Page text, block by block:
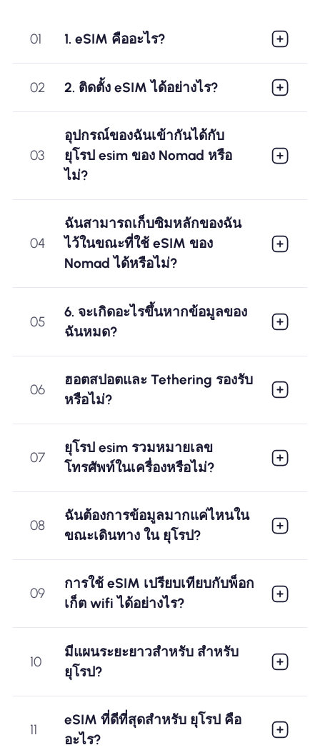
01 1. eSIM คืออะไร?
02 2. ติดตั้ง eSIM ได้อย่างไร?
03
อุปกรณ์ของฉันเข้ากันได้กับ
ยุโรป esim ของ Nomad หรือ
ไม่?
04
ฉันสามารถเก็บซิมหลักของฉัน
ไว้ในขณะที่ใช้ eSIM ของ
Nomad ได้หรือไม่?
05
6. จะเกิดอะไรขึ้นหากข้อมูลของ
ฉันหมด?
06
ฮอตสปอตและ Tethering รองรับ
หรือไม่?
07
ยุโรป esim รวมหมายเลข
โทรศัพท์ในเครื่องหรือไม่?
08
ฉันต้องการข้อมูลมากแค่ไหนใน
ขณะเดินทาง ใน ยุโรป?
09
การใช้ eSIM เปรียบเทียบกับพ็อก
เก็ต wifi ได้อย่างไร?
10
มีแผนระยะยาวสำหรับ สำหรับ
ยุโรป?
11
eSIM ที่ดีที่สุดสำหรับ ยุโรป คือ
อะไร?